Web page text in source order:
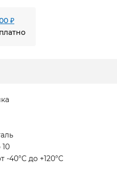
₽
-40°C до +120°C